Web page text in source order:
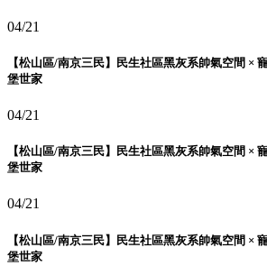
04/21
【松山區/南京三民】民生社區黑灰系帥氣空間 ×
堡世家
04/21
【松山區/南京三民】民生社區黑灰系帥氣空間 ×
堡世家
04/21
【松山區/南京三民】民生社區黑灰系帥氣空間 ×
堡世家